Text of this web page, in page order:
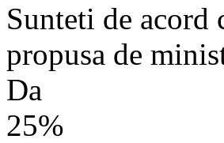
Sunteti de acord
propusa de
Da
25%